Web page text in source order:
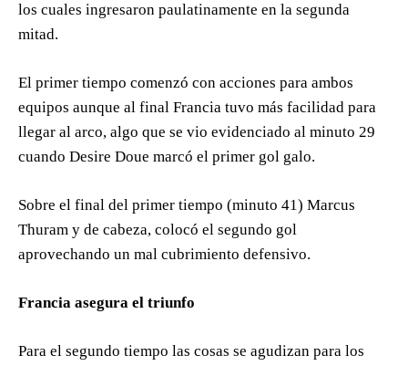
los cuales ingresaron paulatinamente en la segunda
mitad.
El primer tiempo comenzó con acciones para ambos
equipos aunque al final Francia tuvo más facilidad para
llegar al arco, algo que se vio evidenciado al minuto 29
cuando Desire Doue marcó el primer gol galo.
Sobre el final del primer tiempo (minuto 41) Marcus
Thuram y de cabeza, colocó el segundo gol
aprovechando un mal cubrimiento defensivo.
Francia asegura el triunfo
Para el segundo tiempo las cosas se agudizan para los